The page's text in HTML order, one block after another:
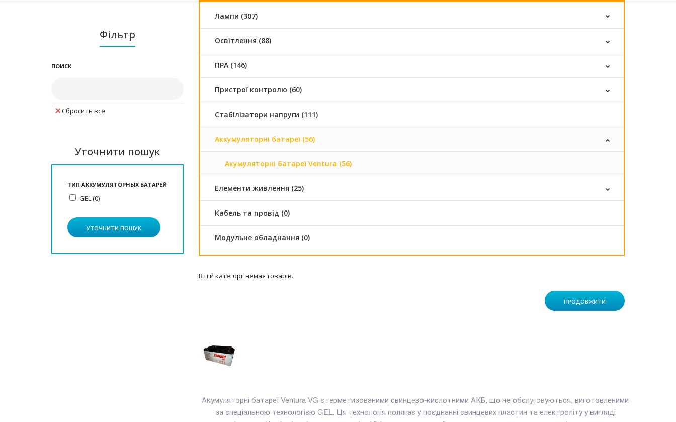
Фільтр
ПОИСК
Сбросить все
Уточнити пошук
ТИП АККУМУЛЯТОРНЫХ БАТАРЕЙ
GEL (0)
УТОЧНИТИ ПОШУК
Лампи (307)
Освітлення (88)
ПРА (146)
Пристрої контролю (60)
Стабілізатори напруги (111)
Аккумуляторні батареї (56)
Акумуляторні батареї Ventura (56)
Елементи живлення (25)
Кабель та провід (0)
Модульне обладнання (0)
В цій категорії немає товарів.
ПРОДОВЖИТИ
Акумуляторні батареї Ventura VG є герметизованими свинцево-кислотними АКБ, що не обслуговуються, виготовленими
за спеціальною технологією GEL. Ця технологія полягає у поєднанні свинцевих пластин та електроліту у вигляді